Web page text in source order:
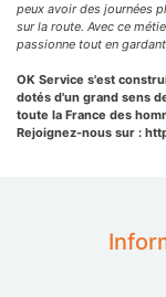
peux avoir des journées
sur la route. Avec ce
passionne tout en
OK Service s'est
dotés d'un grand sens
toute la France des
Rejoignez-nous sur :